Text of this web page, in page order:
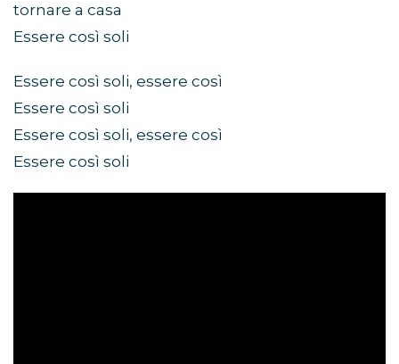
tornare a casa
Essere così soli
Essere così soli, essere così
Essere così soli
Essere così soli, essere così
Essere così soli